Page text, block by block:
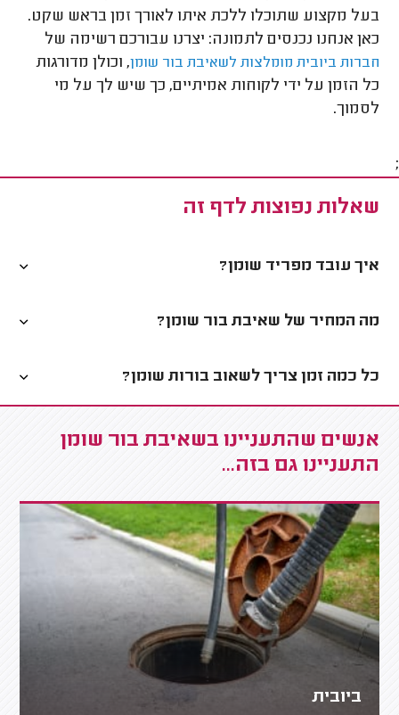
בעל מקצוע שתוכלו ללכת איתו לאורך זמן בראש שקט.
כאן אנחנו נכנסים לתמונה: יצרנו עבורכם רשימה של
חברות ביובית מומלצות לשאיבת בור שומן, וכולן מדורגות
כל הזמן על ידי לקוחות אמיתיים, כך שיש לך על מי
לסמוך.
;
שאלות נפוצות לדף זה
איך עובד מפריד שומן?
מה המחיר של שאיבת בור שומן?
כל כמה זמן צריך לשאוב בורות שומן?
אנשים שהתעניינו בשאיבת בור שומן
התעניינו גם בזה...
ביובית